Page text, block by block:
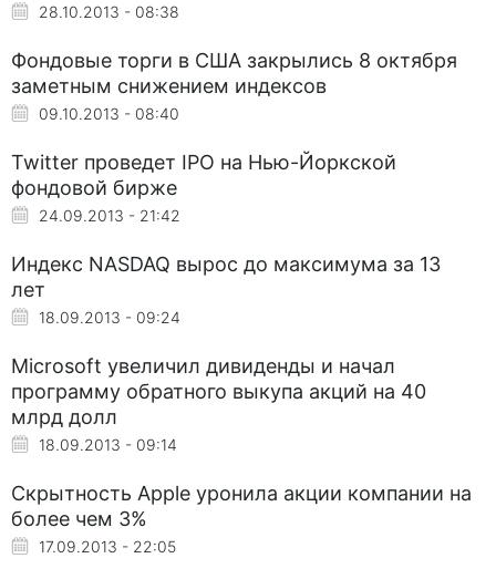
28.10.2013 - 08:38
Фондовые торги в США закрылись 8 октября
заметным снижением индексов
09.10.2013 - 08:40
Twitter проведет IPO на Нью-Йоркской
фондовой бирже
24.09.2013 - 21:42
Индекс NASDAQ вырос до максимума за 13
лет
18.09.2013 - 09:24
Microsoft увеличил дивиденды и начал
программу обратного выкупа акций на 40
млрд долл
18.09.2013 - 09:14
Скрытность Apple уронила акции компании на
более чем 3%
17.09.2013 - 22:05